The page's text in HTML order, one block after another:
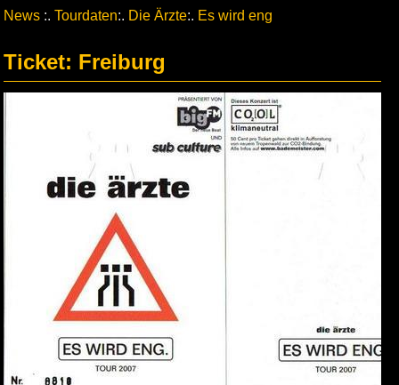
News :. Tourdaten:. Die Ärzte:. Es wird eng
Ticket: Freiburg